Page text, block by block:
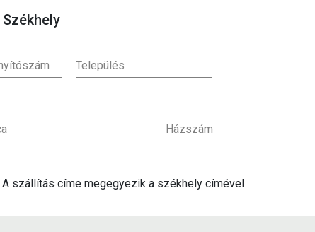
Székhely
Település
Házszám
A szállítás címe megegyezik a székhely címével